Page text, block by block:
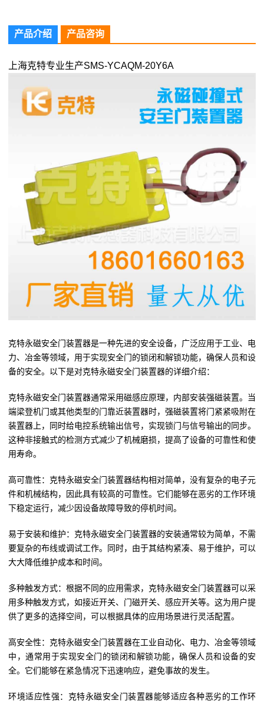
产品介绍 产品咨询
上海克特专业生产SMS-YCAQM-20Y6A
克特永磁安全门装置器是一种先进的安全设备，广泛应用于工业、电
力、冶金等领域，用于实现安全门的锁闭和解锁功能，确保人员和设
备的安全。以下是对克特永磁安全门装置器的详细介绍：
克特永磁安全门装置器通常采用磁感应原理，内部安装强磁装置。当
端梁登机门或其他类型的门靠近装置器时，强磁装置将门紧紧吸附在
装置器上，同时给电控系统输出信号，实现锁门与信号输出的同步。
这种非接触式的检测方式减少了机械磨损，提高了设备的可靠性和使
用寿命。
高可靠性：克特永磁安全门装置器结构相对简单，没有复杂的电子元
件和机械结构，因此具有较高的可靠性。它们能够在恶劣的工作环境
下稳定运行，减少因设备故障导致的停机时间。
易于安装和维护：克特永磁安全门装置器的安装通常较为简单，不需
要复杂的布线或调试工作。同时，由于其结构紧凑、易于维护，可以
大大降低维护成本和时间。
多种触发方式：根据不同的应用需求，克特永磁安全门装置器可以采
用多种触发方式，如接近开关、门磁开关、感应开关等。这为用户提
供了更多的选择空间，可以根据具体的应用场景进行灵活配置。
高安全性：克特永磁安全门装置器在工业自动化、电力、冶金等领域
中，通常用于实现安全门的锁闭和解锁功能，确保人员和设备的安
全。它们能够在紧急情况下迅速响应，避免事故的发生。
环境适应性强：克特永磁安全门装置器能够适应各种恶劣的工作环